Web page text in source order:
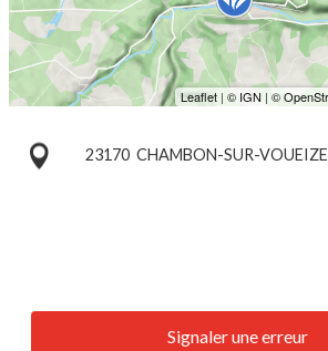
23170 CHAMBON-SUR-VOUEIZE
Signaler une erreur